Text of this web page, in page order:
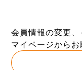
会員情報の変更、
マイページからお